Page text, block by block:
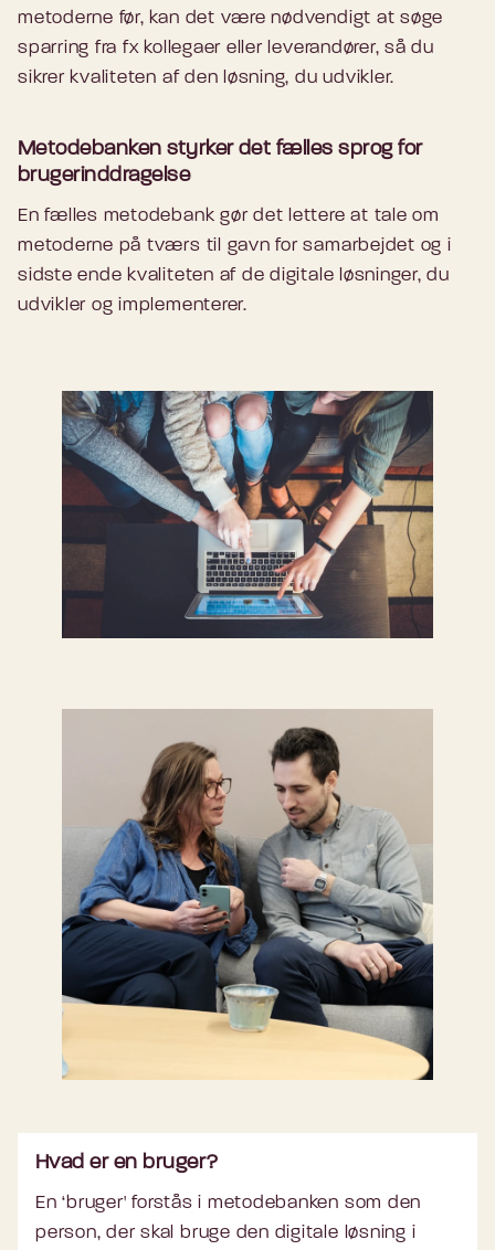
metoderne før, kan det være nødvendigt at søge
sparring fra fx kollegaer eller leverandører, så du
sikrer kvaliteten af den løsning, du udvikler.
Metodebanken styrker det fælles sprog for
brugerinddragelse
En fælles metodebank gør det lettere at tale om
metoderne på tværs til gavn for samarbejdet og i
sidste ende kvaliteten af de digitale løsninger, du
udvikler og implementerer.
Hvad er en bruger?
En ‘bruger' forstås i metodebanken som den
person, der skal bruge den digitale løsning i